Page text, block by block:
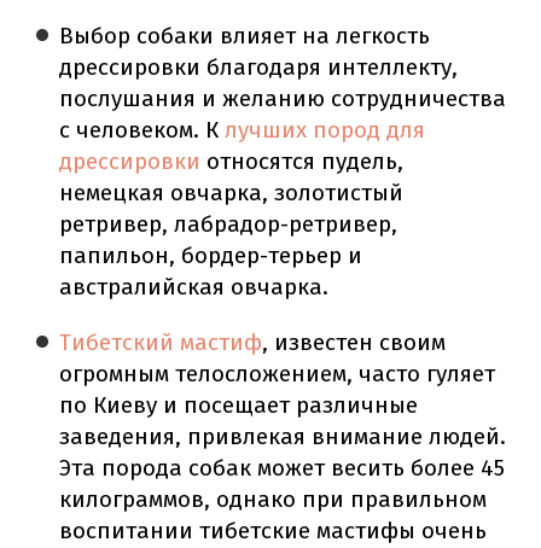
Выбор собаки влияет на легкость
дрессировки благодаря интеллекту,
послушания и желанию сотрудничества
с человеком. Клучших пород для
дрессировки относятся пудель,
немецкая овчарка, золотистый
ретривер, лабрадор-ретривер,
папильон, бордер-терьер и
австралийская овчарка.
Тибетский мастиф, известен своим
огромным телосложением, часто гуляет
по Киеву и посещает различные
заведения, привлекая внимание людей.
Эта порода собак может весить более 45
килограммов, однако при правильном
воспитании тибетские мастифы очень